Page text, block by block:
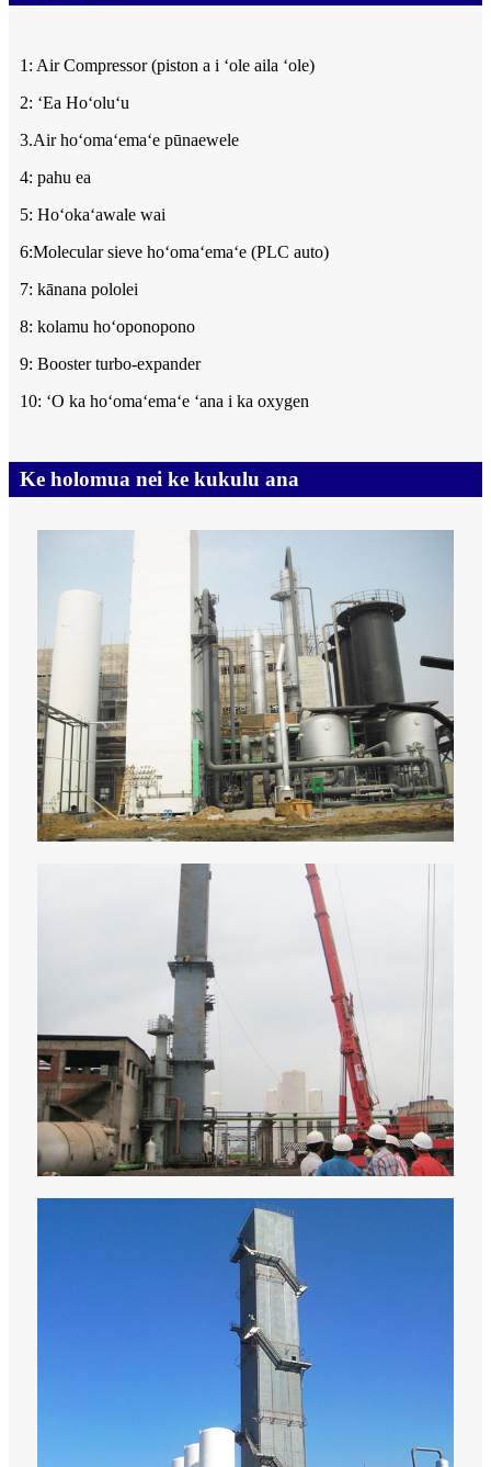
1: Air Compressor (piston a i ʻole aila ʻole)
2: ʻEa Hoʻoluʻu
3.Air hoʻomaʻemaʻe pūnaewele
4: pahu ea
5: Hoʻokaʻawale wai
6:Molecular sieve hoʻomaʻemaʻe (PLC auto)
7: kānana pololei
8: kolamu hoʻoponopono
9: Booster turbo-expander
10: ʻO ka hoʻomaʻemaʻe ʻana i ka oxygen
Ke holomua nei ke kukulu ana